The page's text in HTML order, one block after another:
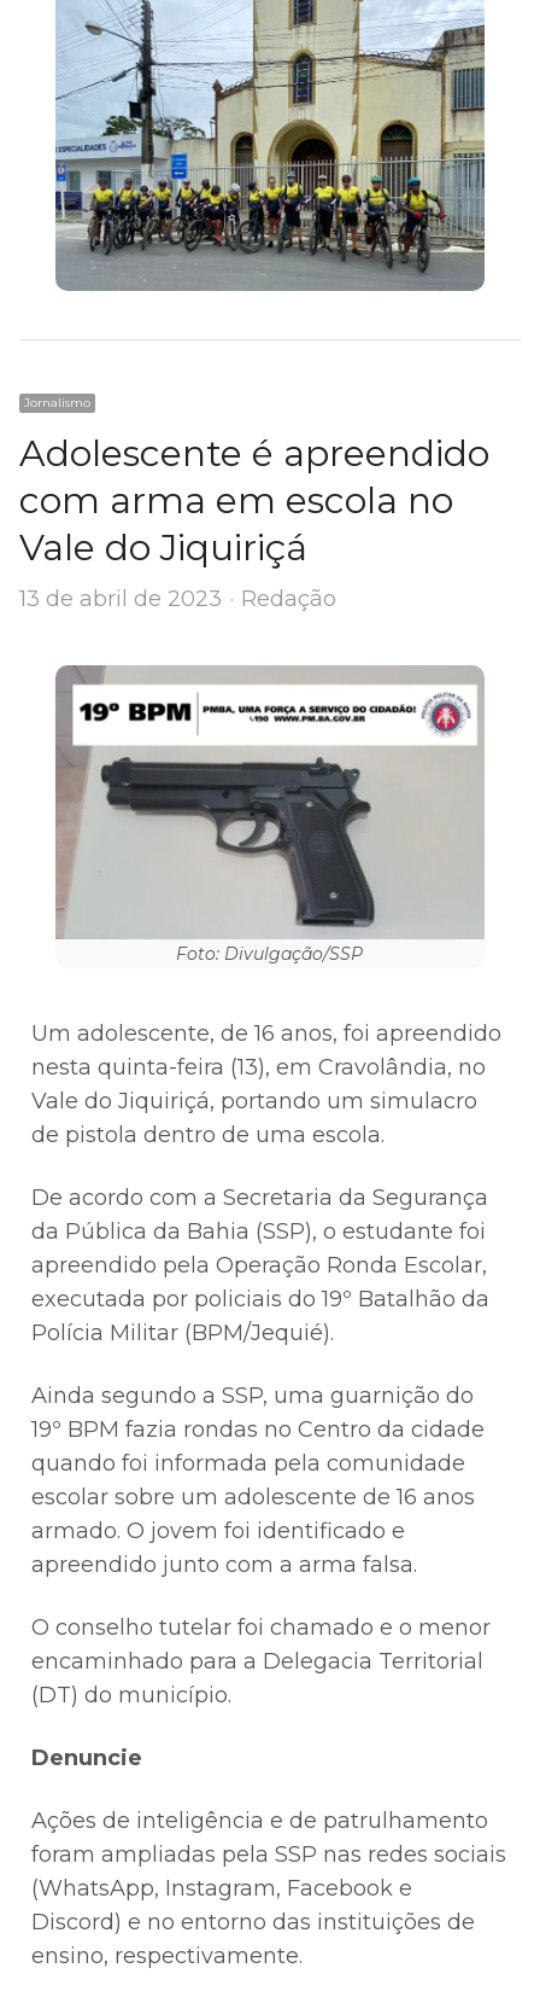
Jornalismo
Adolescente é apreendido
com arma em escola no
Vale do Jiquiriçá
13 de abril de 2023 Author
Redação
Foto: Divulgação/SSP
Um adolescente, de 16 anos, foi apreendido
nesta quinta-feira (13), em Cravolândia, no
Vale do Jiquiriçá, portando um simulacro
de pistola dentro de uma escola.
De acordo com a Secretaria da Segurança
da Pública da Bahia (SSP), o estudante foi
apreendido pela Operação Ronda Escolar,
executada por policiais do 19º Batalhão da
Polícia Militar (BPM/Jequié).
Ainda segundo a SSP, uma guarnição do
19º BPM fazia rondas no Centro da cidade
quando foi informada pela comunidade
escolar sobre um adolescente de 16 anos
armado. O jovem foi identificado e
apreendido junto com a arma falsa.
O conselho tutelar foi chamado e o menor
encaminhado para a Delegacia Territorial
(DT) do município.
Denuncie
Ações de inteligência e de patrulhamento
foram ampliadas pela SSP nas redes sociais
(WhatsApp, Instagram, Facebook e
Discord) e no entorno das instituições de
ensino, respectivamente.